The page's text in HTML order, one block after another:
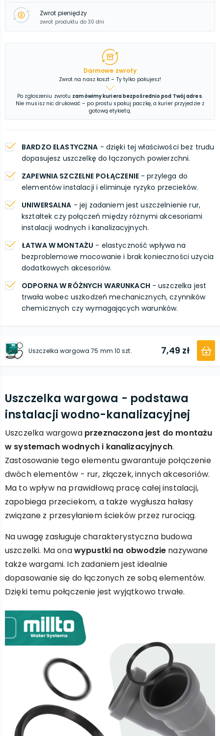
Zwrot pieniędzy
zwrot produktu do 30 dni
Darmowe zwroty
Zwrot na nasz koszt – Ty tylko pakujesz!
Po zgłoszeniu zwrotu zamówimy kuriera bezpośrednio pod Twój adres.
Nie musisz nic drukować – po prostu spakuj paczkę, a kurier przyjedzie z
gotową etykietą.
BARDZO ELASTYCZNA - dzięki tej właściwości bez trudu
dopasujesz uszczelkę do łączonych powierzchni.
ZAPEWNIA SZCZELNE POŁĄCZENIE- przylega do
elementów instalacji i eliminuje ryzyko przecieków.
UNIWERSALNA - jej zadaniem jest uszczelnienie rur,
kształtek czy połączeń między różnymi akcesoriami
instalacji wodnych i kanalizacyjnych.
ŁATWA W MONTAŻU - elastyczność wpływa na
bezproblemowe mocowanie i brak konieczności użycia
dodatkowych akcesoriów.
ODPORNA W RÓŻNYCH WARUNKACH - uszczelka jest
trwała wobec uszkodzeń mechanicznych, czynników
chemicznych czy wymagających warunków.
Uszczelka wargowa 75 mm 10 szt. 7,49 zł
Uszczelka wargowa - podstawa
instalacji wodno-kanalizacyjnej
Uszczelka wargowa przeznaczona jest do montażu
w systemach wodnych i kanalizacyjnych.
Zastosowanie tego elementu gwarantuje połączenie
dwóch elementów - rur, złączek, innych akcesoriów.
Ma to wpływ na prawidłową pracę całej instalacji,
zapobiega przeciekom, a także wygłusza hałasy
związane z przesyłaniem ścieków przez rurociąg.
Na uwagę zasługuje charakterystyczna budowa
uszczelki. Ma onawypustki na obwodzie nazywane
także wargami. Ich zadaniem jest idealnie
dopasowanie się do łączonych ze sobą elementów.
Dzięki temu połączenie jest wyjątkowo trwałe.